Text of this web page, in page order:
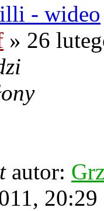
- wideo
» 26
autor:
20:29